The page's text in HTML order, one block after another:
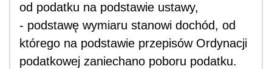
od podatku na podstawie ustawy,
- podstawę wymiaru stanowi dochód, od
którego na podstawie przepisów Ordynacji
podatkowej zaniechano poboru podatku.